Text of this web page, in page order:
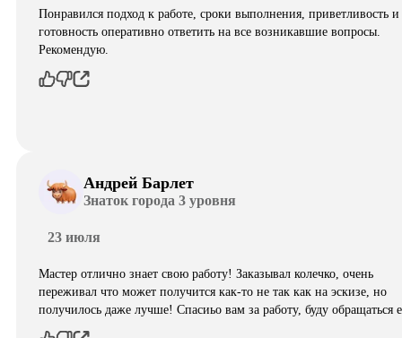
Понравился подход к работе, сроки выполнения, приветливость и
готовность оперативно ответить на все возникавшие вопросы.
Рекомендую.
Андрей Барлет
Знаток города 3 уровня
23 июля
Мастер отлично знает свою работу! Заказывал колечко, очень
переживал что может получится как-то не так как на эскизе, но
получилось даже лучше! Спасиьо вам за работу, буду обращаться